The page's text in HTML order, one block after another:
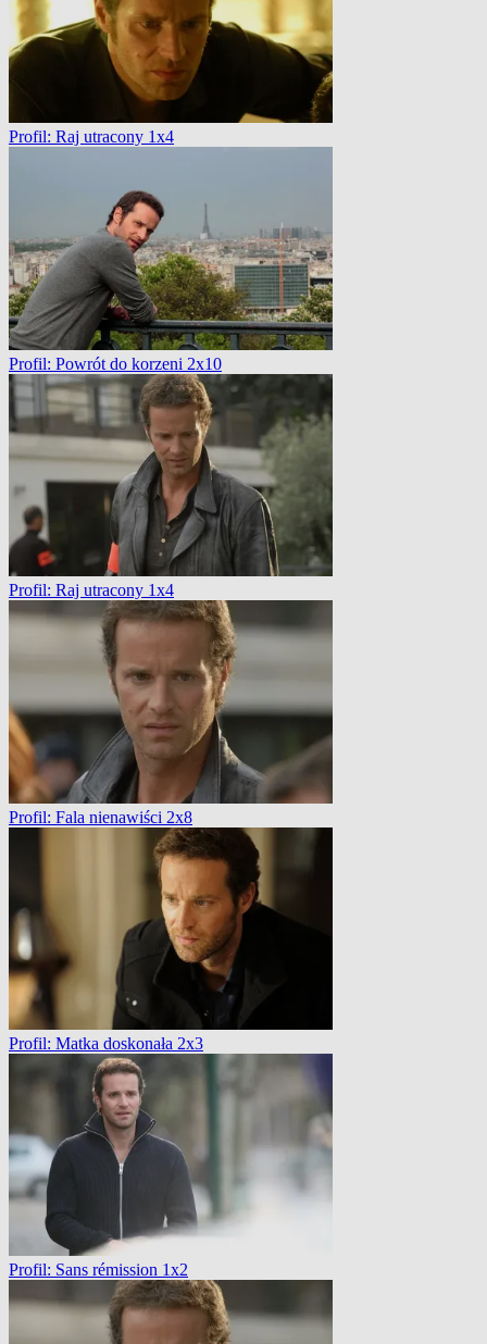
Profil: Raj utracony 1x4
Profil: Powrót do korzeni 2x10
Profil: Raj utracony 1x4
Profil: Fala nienawiści 2x8
Profil: Matka doskonała 2x3
Profil: Sans rémission 1x2